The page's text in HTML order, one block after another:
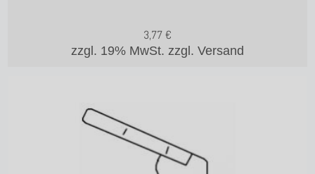
zzgl. 19% MwSt. zzgl. Versand
3,77€